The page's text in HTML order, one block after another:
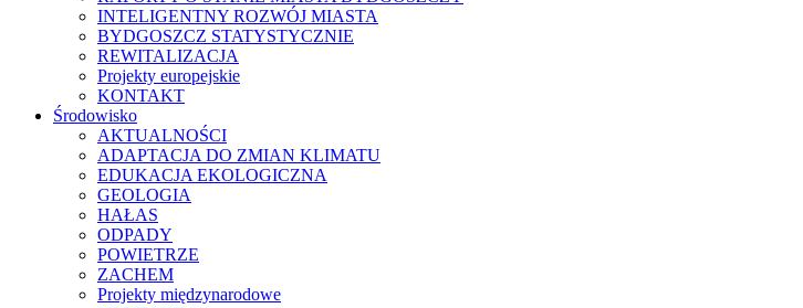
INTELIGENTNY ROZWÓJ MIASTA
BYDGOSZCZ STATYSTYCZNIE
REWITALIZACJA
Projekty europejskie
KONTAKT
Środowisko
AKTUALNOŚCI
ADAPTACJA DO ZMIAN KLIMATU
EDUKACJA EKOLOGICZNA
GEOLOGIA
HAŁAS
ODPADY
POWIETRZE
ZACHEM
Projekty międzynarodowe